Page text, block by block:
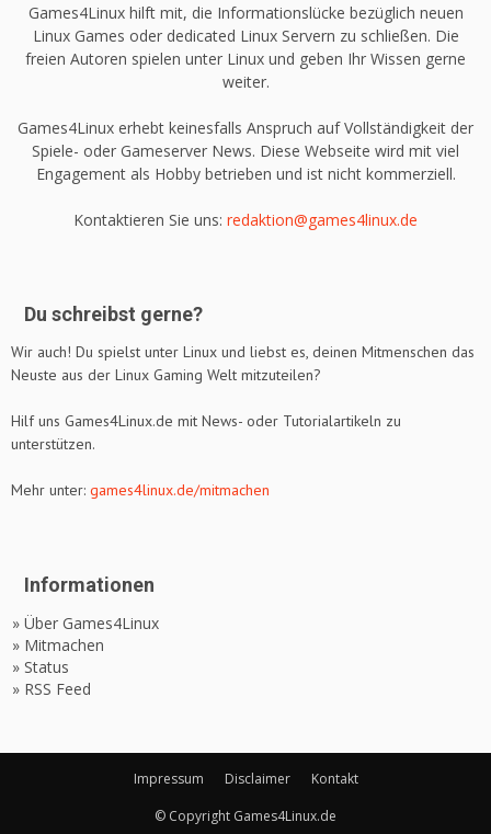
Games4Linux hilft mit, die Informationslücke bezüglich neuen
Linux Games oder dedicated Linux Servern zu schließen. Die
freien Autoren spielen unter Linux und geben Ihr Wissen gerne
weiter.
Games4Linux erhebt keinesfalls Anspruch auf Vollständigkeit der
Spiele- oder Gameserver News. Diese Webseite wird mit viel
Engagement als Hobby betrieben und ist nicht kommerziell.
Kontaktieren Sie uns: redaktion@games4linux.de
Du schreibst gerne?
Wir auch! Du spielst unter Linux und liebst es, deinen Mitmenschen das
Neuste aus der Linux Gaming Welt mitzuteilen?
Hilf uns Games4Linux.de mit News- oder Tutorialartikeln zu
unterstützen.
Mehr unter: games4linux.de/mitmachen
Informationen
» Über Games4Linux
» Mitmachen
» Status
» RSS Feed
Impressum Disclaimer
Kontakt
© Copyright Games4Linux.de